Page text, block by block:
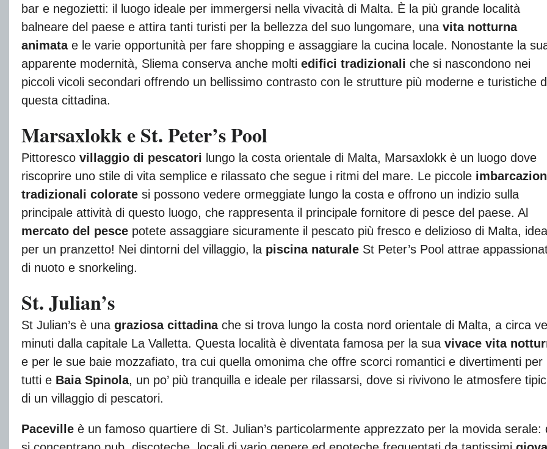
bar e negozietti: il luogo ideale per immergersi nella vivacità di Malta. È la più grande località
balneare del paese e attira tanti turisti per la bellezza del suo lungomare, una vita notturna
animatae le varie opportunità per fare shopping e assaggiare la cucina locale. Nonostante la
apparente modernità, Sliema conserva anche molti edifici tradizionali che si nascondono nei
piccoli vicoli secondari offrendo un bellissimo contrasto con le strutture più moderne e turistiche
questa cittadina.
Marsaxlokk e St. Peter’s Pool
Pittoresco villaggio di pescatori lungo la costa orientale di Malta, Marsaxlokk è un luogo dove
riscoprire uno stile di vita semplice e rilassato che segue i ritmi del mare. Le piccole
tradizionali colorate si possono vedere ormeggiate lungo la costa e offrono un indizio sulla
principale attività di questo luogo, che rappresenta il principale fornitore di pesce del paese. Al
mercato del pesce potete assaggiare sicuramente il pescato più fresco e delizioso di Malta,
per un pranzetto! Nei dintorni del villaggio, la piscina naturale St Peter’s Pool attrae
di nuoto e snorkeling.
St. Julian’s
St Julian’s è una graziosa cittadina che si trova lungo la costa nord orientale di Malta, a circa
minuti dalla capitale La Valletta. Questa località è diventata famosa per la sua vivace vita
e per le sue baie mozzafiato, tra cui quella omonima che offre scorci romantici e divertimenti per
tutti e Baia Spinola, un po’ più tranquilla e ideale per rilassarsi, dove si rivivono le atmosfere
di un villaggio di pescatori.
Paceville è un famoso quartiere di St. Julian’s particolarmente apprezzato per la movida serale: